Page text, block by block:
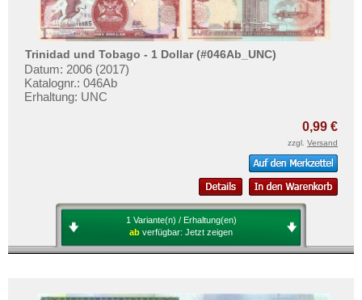
Trinidad und Tobago - 1 Dollar (#046Ab_UNC)
Datum: 2006 (2017)
Katalognr.: 046Ab
Erhaltung: UNC
0,99 €
zzgl. Versand
1 Variante(n) / Erhaltung(en)
ab verfügbar: Jetzt zeigen